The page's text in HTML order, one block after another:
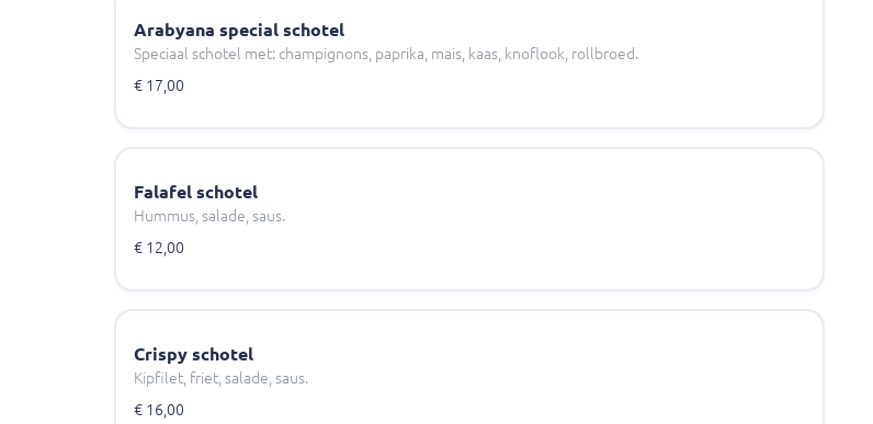
Arabyana special schotel
Speciaal schotel met: champignons, paprika, mais, kaas, knoflook, rollbroed.
€ 17,00
Falafel schotel
Hummus, salade, saus.
€ 12,00
Crispy schotel
Kipfilet, friet, salade, saus.
€ 16,00